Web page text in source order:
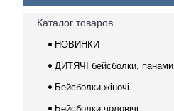
Каталог товаров
НОВИНКИ
ДИТЯЧІ бейсболки, панами
Бейсболки жіночі
Бейсболки чоловічі